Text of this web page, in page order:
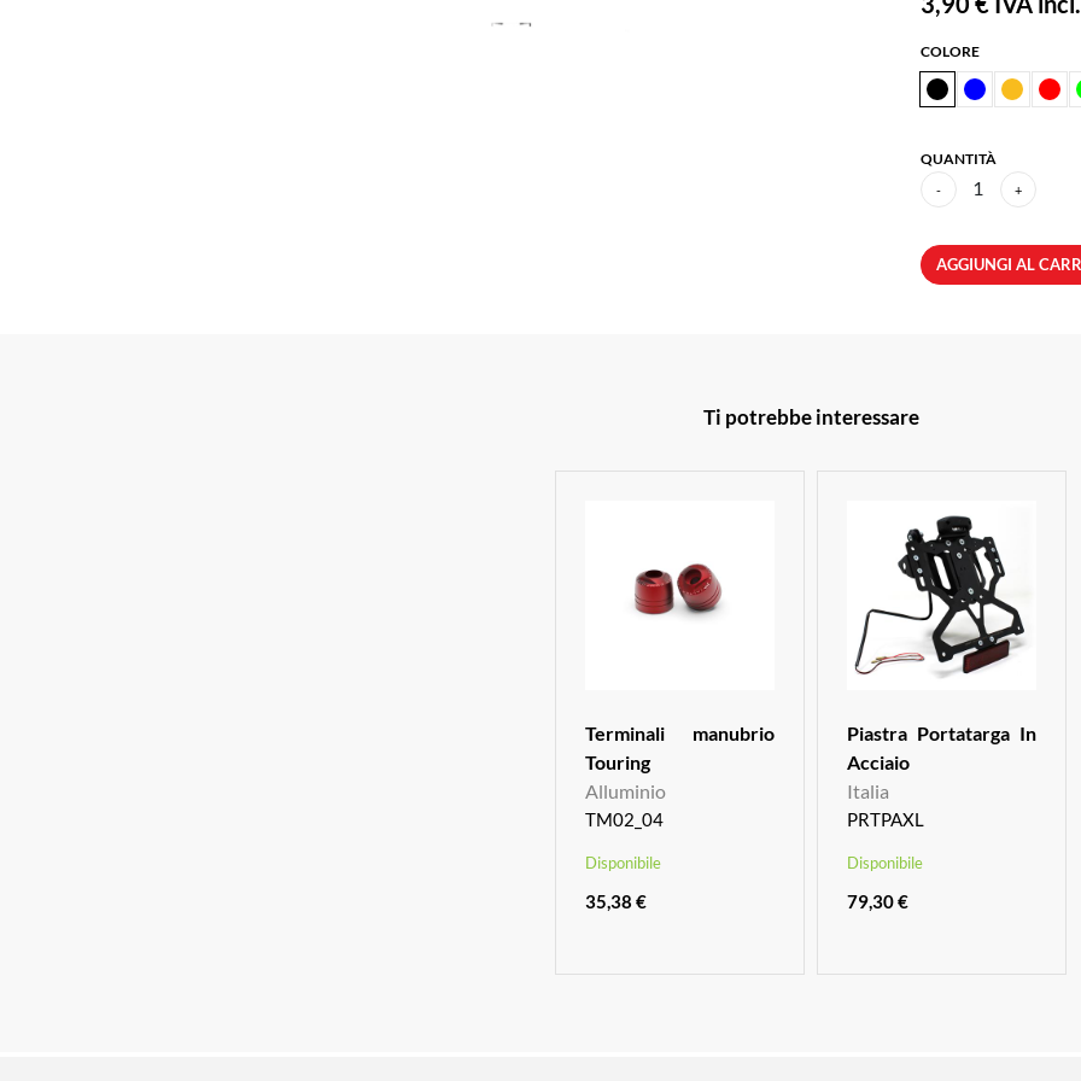
COLORE
QUANTITÀ
- 1 +
AGGIUNGI AL
Ti potrebbe interessare
Terminali manubrio
Touring
Alluminio
TM02_04
Disponibile
35,38 €
Piastra Portatarga In
Acciaio
Italia
PRTPAXL
Disponibile
79,30 €